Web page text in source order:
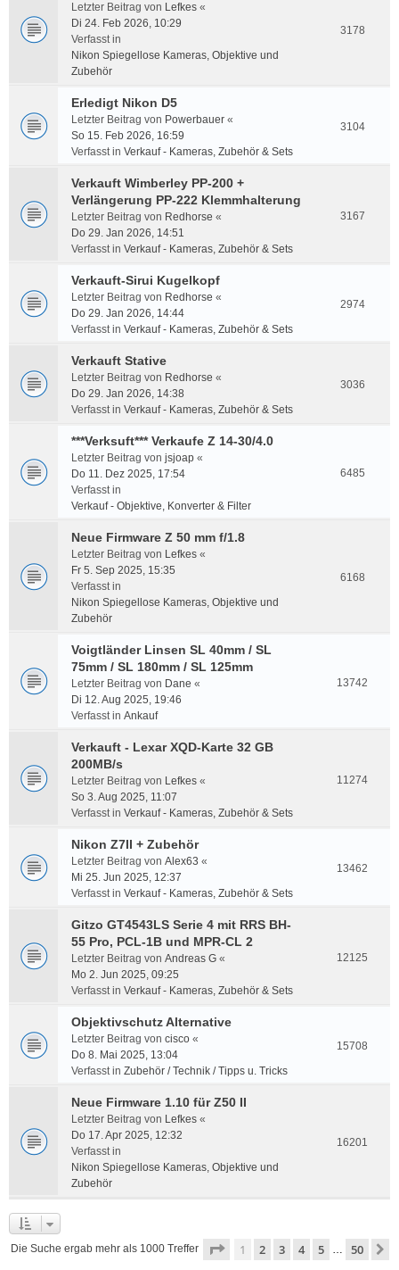
Letzter Beitrag von Lefkes «
Di 24. Feb 2026, 10:29
Verfasst in
Nikon Spiegellose Kameras, Objektive und
Zubehör
3178
Erledigt Nikon D5
Letzter Beitrag von Powerbauer «
So 15. Feb 2026, 16:59
Verfasst in Verkauf - Kameras, Zubehör & Sets
3104
Verkauft Wimberley PP-200 +
Verlängerung PP-222 Klemmhalterung
Letzter Beitrag von Redhorse «
Do 29. Jan 2026, 14:51
Verfasst in Verkauf - Kameras, Zubehör & Sets
3167
Verkauft-Sirui Kugelkopf
Letzter Beitrag von Redhorse «
Do 29. Jan 2026, 14:44
Verfasst in Verkauf - Kameras, Zubehör & Sets
2974
Verkauft Stative
Letzter Beitrag von Redhorse «
Do 29. Jan 2026, 14:38
Verfasst in Verkauf - Kameras, Zubehör & Sets
3036
***Verksuft*** Verkaufe Z 14-30/4.0
Letzter Beitrag von jsjoap «
Do 11. Dez 2025, 17:54
Verfasst in
Verkauf - Objektive, Konverter & Filter
6485
Neue Firmware Z 50 mm f/1.8
Letzter Beitrag von Lefkes «
Fr 5. Sep 2025, 15:35
Verfasst in
Nikon Spiegellose Kameras, Objektive und
Zubehör
6168
Voigtländer Linsen SL 40mm / SL
75mm / SL 180mm / SL 125mm
Letzter Beitrag von Dane «
Di 12. Aug 2025, 19:46
Verfasst in Ankauf
13742
Verkauft - Lexar XQD-Karte 32 GB
200MB/s
Letzter Beitrag von Lefkes «
So 3. Aug 2025, 11:07
Verfasst in Verkauf - Kameras, Zubehör & Sets
11274
Nikon Z7II + Zubehör
Letzter Beitrag von Alex63 «
Mi 25. Jun 2025, 12:37
Verfasst in Verkauf - Kameras, Zubehör & Sets
13462
Gitzo GT4543LS Serie 4 mit RRS BH-
55 Pro, PCL-1B und MPR-CL 2
Letzter Beitrag von Andreas G «
Mo 2. Jun 2025, 09:25
Verfasst in Verkauf - Kameras, Zubehör & Sets
12125
Objektivschutz Alternative
Letzter Beitrag von cisco «
Do 8. Mai 2025, 13:04
Verfasst in Zubehör / Technik / Tipps u. Tricks
15708
Neue Firmware 1.10 für Z50 II
Letzter Beitrag von Lefkes «
Do 17. Apr 2025, 12:32
Verfasst in
Nikon Spiegellose Kameras, Objektive und
Zubehör
16201
Die Suche ergab mehr als 1000 Treffer Seite 1von 50
1 2 3 4 5 … 50